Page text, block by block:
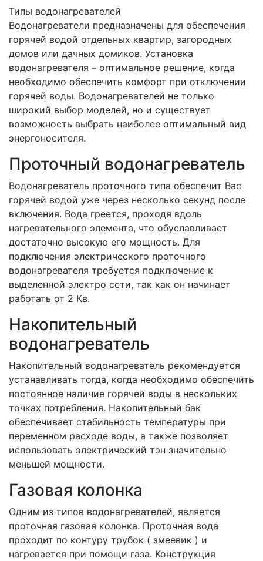
Типы водонагревателей
Водонагреватели предназначены для обеспечения
горячей водой отдельных квартир, загородных
домов или дачных домиков. Установка
водонагревателя – оптимальное решение, когда
необходимо обеспечить комфорт при отключении
горячей воды. Водонагревателей не только
широкий выбор моделей, но и существует
возможность выбрать наиболее оптимальный вид
энергоносителя.
Проточный водонагреватель
Водонагреватель проточного типа обеспечит Вас
горячей водой уже через несколько секунд после
включения. Вода греется, проходя вдоль
нагревательного элемента, что обуславливает
достаточно высокую его мощность. Для
подключения электрического проточного
водонагревателя требуется подключение к
выделенной электро сети, так как он начинает
работать от 2 Кв.
Накопительный
водонагреватель
Накопительный водонагреватель рекомендуется
устанавливать тогда, когда необходимо обеспечить
постоянное наличие горячей воды в нескольких
точках потребления. Накопительный бак
обеспечивает стабильность температуры при
переменном расходе воды, а также позволяет
использовать электрический тэн значительно
меньшей мощности.
Газовая колонка
Одним из типов водонагревателей, является
проточная газовая колонка. Проточная вода
проходит по контуру трубок ( змеевик ) и
нагревается при помощи газа. Конструкция